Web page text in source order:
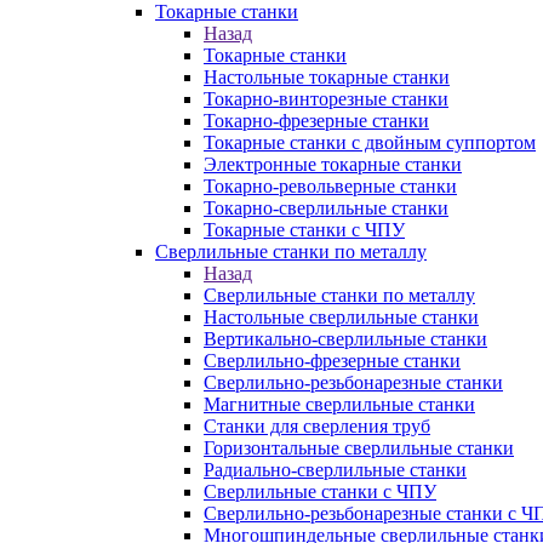
Токарные станки
Назад
Токарные станки
Настольные токарные станки
Токарно-винторезные станки
Токарно-фрезерные станки
Токарные станки с двойным суппортом
Электронные токарные станки
Токарно-револьверные станки
Токарно-сверлильные станки
Токарные станки с ЧПУ
Сверлильные станки по металлу
Назад
Сверлильные станки по металлу
Настольные сверлильные станки
Вертикально-сверлильные станки
Сверлильно-фрезерные станки
Сверлильно-резьбонарезные станки
Магнитные сверлильные станки
Станки для сверления труб
Горизонтальные сверлильные станки
Радиально-сверлильные станки
Сверлильные станки с ЧПУ
Сверлильно-резьбонарезные станки с
Многошпиндельные сверлильные